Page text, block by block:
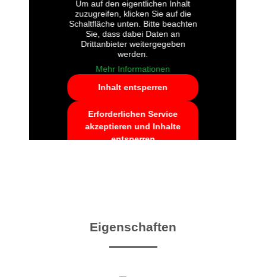
Um auf den eigentlichen Inhalt
zuzugreifen, klicken Sie auf die
Schaltfläche unten. Bitte beachten
Sie, dass dabei Daten an
Drittanbieter weitergegeben
werden.
Mehr Informationen
Inhalt entsperren
Erforderlichen Service
akzeptieren und Inhalte
entsperren
Eigenschaften